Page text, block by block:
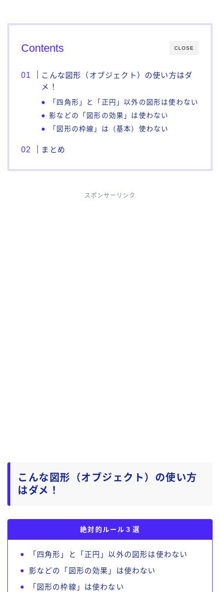
CLOSE
Contents
こんな図形（オブジェクト）の使い方はダ
メ！
「四角形」と「正円」以外の図形は使わない
影などの「図形の効果」は使わない
「図形の枠線」は（基本）使わない
まとめ
スポンサーリンク
こんな図形（オブジェクト）の使い方
はダメ！
絶対的ルール３選
「四角形」と「正円」以外の図形は使わない
影などの「図形の効果」は使わない
「図形の枠線」は使わない